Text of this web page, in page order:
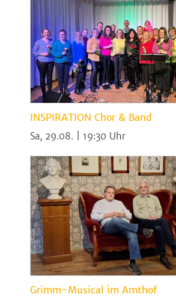
INSPIRATION Chor & Band
Sa, 29.08. | 19:30
Grimm-Musical im Amthof